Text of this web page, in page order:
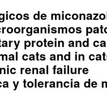
de
protein and
cats and in
renal failure
y tolerancia de